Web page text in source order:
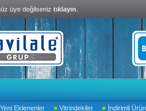
üye değilseniz tıklayın
Yeni Eklenenler Vitrindekiler İndirimli